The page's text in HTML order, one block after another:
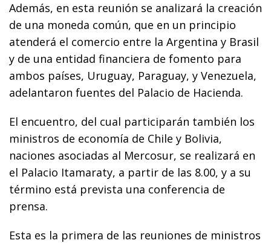
Además, en esta reunión se analizará la creación
de una moneda común, que en un principio
atenderá el comercio entre la Argentina y Brasil
y de una entidad financiera de fomento para
ambos países, Uruguay, Paraguay, y Venezuela,
adelantaron fuentes del Palacio de Hacienda.
El encuentro, del cual participarán también los
ministros de economía de Chile y Bolivia,
naciones asociadas al Mercosur, se realizará en
el Palacio Itamaraty, a partir de las 8.00, y a su
término está prevista una conferencia de
prensa.
Esta es la primera de las reuniones de ministros